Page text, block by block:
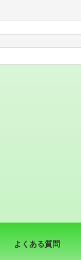
よくある質問